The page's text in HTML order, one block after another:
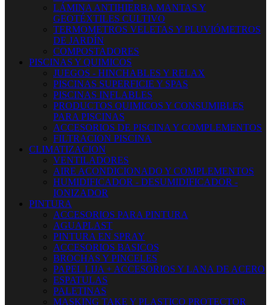
LÁMINA ANTIHIERBA MANTAS Y
GEOTÉXTILES CULTIVO
TERMOMETROS VELETAS Y PLUVIÓMETROS
DE JARDÍN
COMPOSTADORES
PISCINAS Y QUIMICOS
JUEGOS - HINCHABLES Y RELAX
PISCINAS SUPERFICIE Y SPAS
PISCINAS INFLABLES
PRODUCTOS QUIMICOS Y CONSUMIBLES
PARA PISCINAS
ACCESORIOS DE PISCINA Y COMPLEMENTOS
FILTRACION PISCINA
CLIMATIZACION
VENTILADORES
AIRE ACONDICIONADO Y COMPLEMENTOS
HUMIDIFICADOR - DESUMIDIFICADOR -
IONIZADOR
PINTURA
ACCESORIOS PARA PINTURA
AGUAPLAST
PINTURA EN SPRAY
ACCESORIOS BASICOS
BROCHAS Y PINCELES
PAPEL LIJA + ACCESORIOS Y LANA DE ACERO
ESPATULAS
PALETINAS
MASKING TAKE Y PLASTICO PROTECTOR